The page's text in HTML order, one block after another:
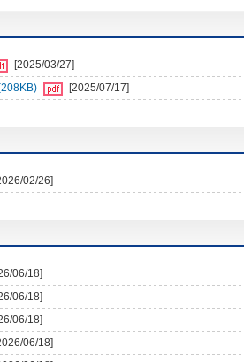
[2025/03/27]
[2025/07/17]
02/26]
06/18]
06/18]
06/18]
06/18]